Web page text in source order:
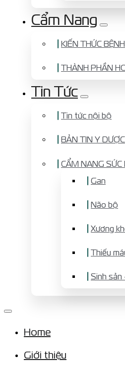
Cẩm Nang
KIẾN THỨC
THÀNH PHẦN
Tin Tức
Tin tức nội bộ
BẢN TIN Y DƯỢC
CẨM NANG SỨC
Gan
Não bộ
Xương
Thiếu
Sinh
Home
Giới thiệu